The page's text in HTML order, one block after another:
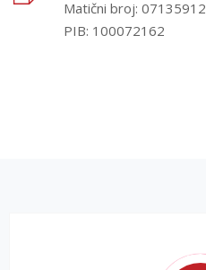
Matični broj: 07135912
PIB: 100072162